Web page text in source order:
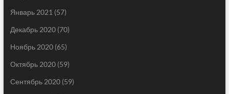
Январь 2021 (57)
Декабрь 2020(70)
Ноябрь 2020(65)
Октябрь 2020(59)
Сентябрь 2020(59)